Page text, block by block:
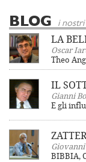
BLOG i
LA
Oscar
Theo
IL
Gianni
E gli
BIBBIA,